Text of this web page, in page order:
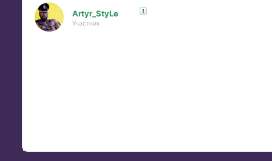
Artyr_StyLe
Участник